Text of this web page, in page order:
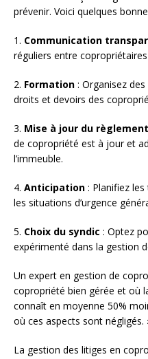
prévenir. Voici quelques
1. Communication
réguliers entre
2. Formation : Organisez
droits et devoirs des
3. Mise à jour du règlement
de copropriété est à jour et
l’immeuble.
4. Anticipation : Planifiez
les situations d’urgence
5. Choix du syndic : Optez
expérimenté dans la gestion
Un expert en gestion de
copropriété bien gérée et où
connaît en moyenne 50%
où ces aspects sont négligés.
La gestion des litiges en